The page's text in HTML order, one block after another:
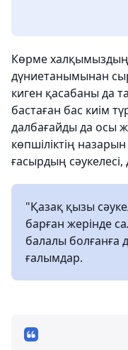
Көрме халқымыздың
дүниетанымынан
киген қасабаны да
бастаған бас киім
далбағайды да осы
көпшіліктің
ғасырдың сәукелесі,
"Қазақ қызы
барған жерінде
балалы болғанға
ғалымдар.